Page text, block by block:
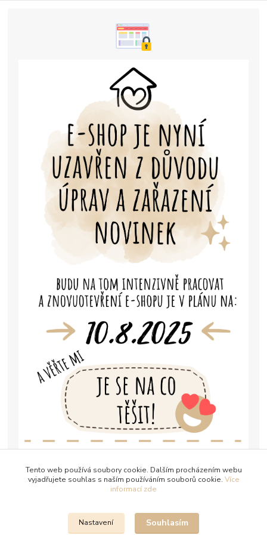
Tento web používá soubory cookie. Dalším procházením webu
vyjadřujete souhlas s naším používáním souborů cookie. Více
informací zde
Nastavení Souhlasím